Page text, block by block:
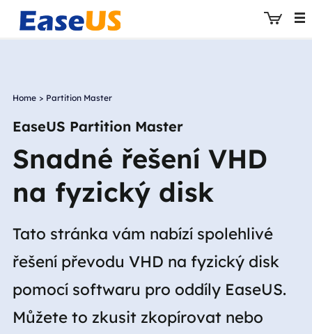
Home > Partition Master
EaseUS Partition Master
Snadné řešení VHD
na fyzický disk
Tato stránka vám nabízí spolehlivé
řešení převodu VHD na fyzický disk
pomocí softwaru pro oddíly EaseUS.
Můžete to zkusit zkopírovat nebo